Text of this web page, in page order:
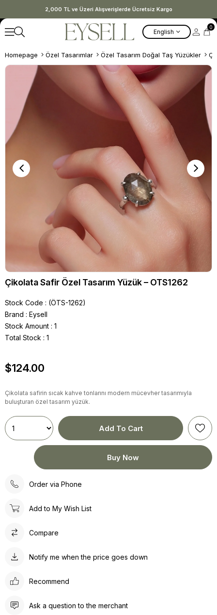
2,000 TL ve Üzeri Alışverişlerde Ücretsiz Kargo
English
0
Homepage Özel Tasarımlar Özel Tasarım Doğal Taş Yüzükler
Çikolata Safir Özel Tasarım Yüzük – OTS1262
Stock Code
(ÖTS-1262)
Brand : Eysell
Stock Amount : 1
Total Stock : 1
$124.00
Çikolata safirin sıcak kahve tonlarını modern mücevher tasarımıyla
buluşturan özel tasarım yüzük.
Order via Phone
Add to My Wish List
Compare
Notify me when the price goes down
Recommend
Ask a question to the merchant